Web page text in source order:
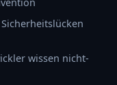
wissen nicht-